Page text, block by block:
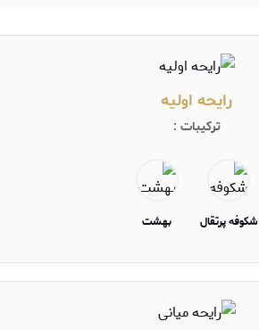
رایحه اولیه
ترکیبات :
شکوفه پرتقال بهشت